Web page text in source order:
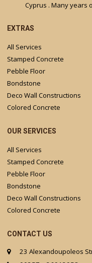
Cyprus . Many years
EXTRAS
All Services
Stamped Concrete
Pebble Floor
Bondstone
Deco Wall Constructions
Colored Concrete
OUR SERVICES
All Services
Stamped Concrete
Pebble Floor
Bondstone
Deco Wall Constructions
Colored Concrete
CONTACT US
23 Alexandoupoleos